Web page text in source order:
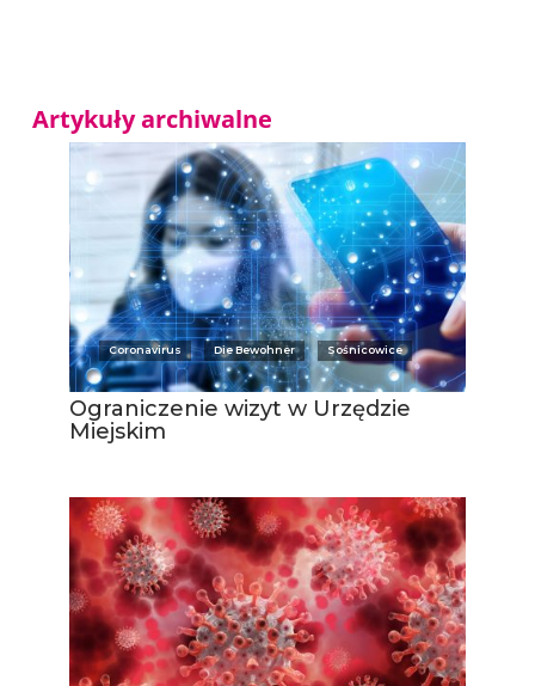
Artykuły archiwalne
Coronavirus Die Bewohner Sośnicowice
Ograniczenie wizyt w Urzędzie
Miejskim